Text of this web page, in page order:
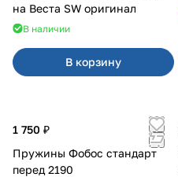
на Веста SW оригинал
В наличии
В корзину
1 750 ₽
Пружины Фобос стандарт
перед 2190